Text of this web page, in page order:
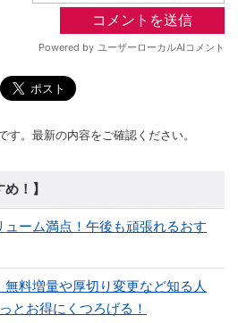
。最新の内容をご確認ください。
！】
ューム満点！午後も頑張れるおす
無料増量や厚切り変更など知る人
とお得にくつろげる！